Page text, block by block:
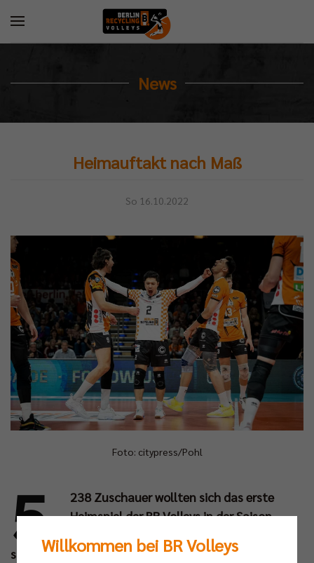
News
Heimauftakt nach Maß
So 16.10.2022
Foto: citypress/Pohl
5. 238 Zuschauer wollten sich das erste
Heimspiel der BR Volleys in der Saison
22/23 nicht entgehen lassen und sie
sollten ihr Kommen nicht bereuen. Im Duell Meister
Willkommen bei BR Volleys